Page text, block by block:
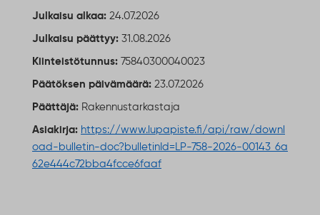
Julkaisu alkaa: 24.07.2026
Julkaisu päättyy: 31.08.2026
Kiinteistötunnus: 75840300040023
Päätöksen päivämäärä: 23.07.2026
Päättäjä: Rakennustarkastaja
Asiakirja: https://www.lupapiste.fi/api/raw/downl
oad-bulletin-doc?bulletinId=LP-758-2026-00143_6a
62e444c72bba4fcce6faaf